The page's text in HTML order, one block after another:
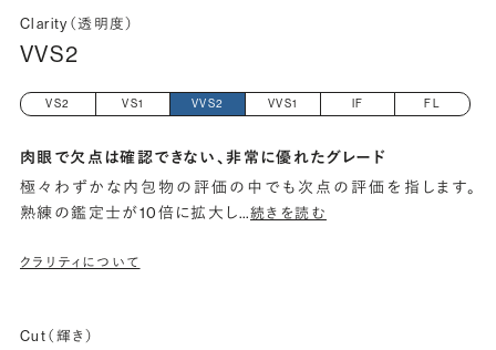
Clarity（透明度）
VVS2
VS2 VS1 VVS2 VVS1 IF FL
肉眼で欠点は確認できない、非常に優れたグレード
極々わずかな内包物の評価の中でも次点の評価を指します。
熟練の鑑定士が10倍に拡大し…続きを読む
クラリティについて
Cut（輝き）